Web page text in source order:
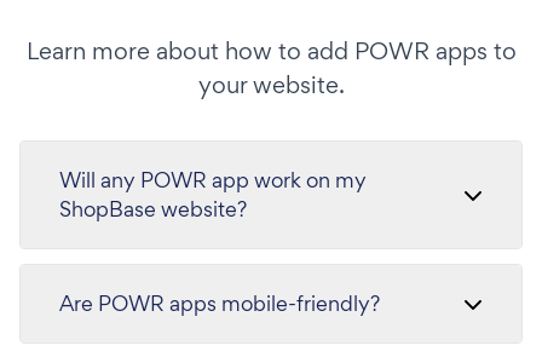
Learn more about how to add POWR apps to
your website.
Will any POWR app work on my
ShopBase website?
Are POWR apps mobile-friendly?